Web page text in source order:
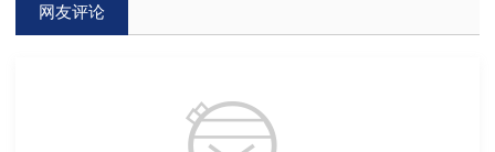
网友评论